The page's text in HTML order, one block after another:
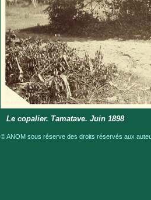
Le copalier. Tamatave. Juin 1898
© ANOM sous réserve des droits réservés aux